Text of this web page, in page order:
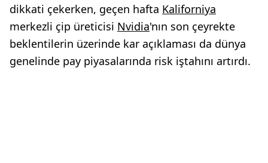
dikkati çekerken, geçen hafta Kaliforniya
merkezli çip üreticisi Nvidia'nın son çeyrekte
beklentilerin üzerinde kar açıklaması da dünya
genelinde pay piyasalarında risk iştahını artırdı.